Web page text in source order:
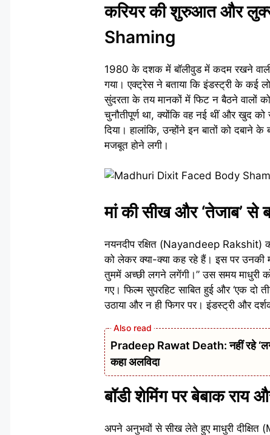
करियर की शुरुआत और
Shaming
1980 के दशक में बॉलीवुड में कदम रखने
गया। एक्ट्रेस ने बताया कि इंडस्ट्री के कई
सुंदरता के तय मानकों में फिट न बैठने वालों
चुनौतीपूर्ण था, क्योंकि वह नई थीं और खुद
दिया। हालांकि, उन्होंने इन बातों को दबाने
मजबूत होने लगी।
मां की सीख और ‘तेजाब’ से
नयनदीप रक्षित (Nayandeep Rakshit)
को लेकर क्या-क्या कह रहे हैं। इस पर उनकी
तुममें अच्छी लगने लगेंगी।” उस समय माधुरी
गए। फिल्म सुपरहिट साबित हुई और ‘एक दो
उठाया और न ही फिगर पर। इंडस्ट्री और
Pradeep Rawat Death: नहीं रहे
कहा अलविदा
बॉडी शेमिंग पर बेबाक
अपने अनुभवों से सीख लेते हुए माधुरी